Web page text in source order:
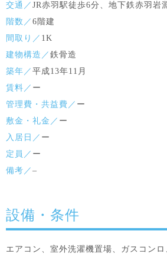
交通／ JR赤羽駅徒歩6分、地下鉄赤羽岩
階数／ 6階建
間取り／ 1K
建物構造／ 鉄骨造
築年／ 平成13年11月
賃料／ ー
管理費・共益費／ ー
敷金・礼金／ ー
入居日／ ー
定員／ ー
備考／ –
設備・条件
エアコン、室外洗濯機置場、ガスコンロ